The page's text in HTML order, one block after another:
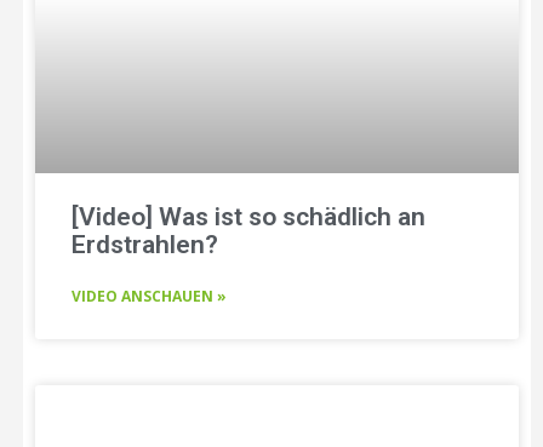
[Video] Was ist so schädlich an
Erdstrahlen?
VIDEO ANSCHAUEN »